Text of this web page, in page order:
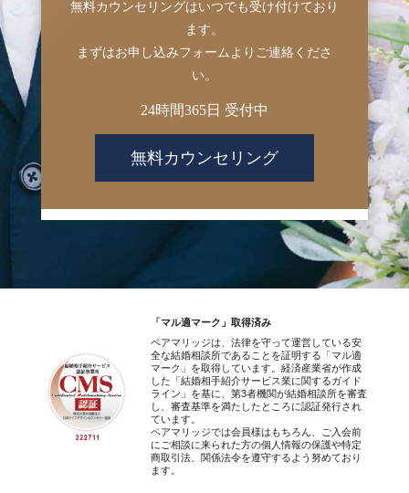
無料カウンセリングはいつでも受け付けており
ます。
まずはお申し込みフォームよりご連絡くださ
い。
24時間365日 受付中
無料カウンセリング
「マル適マーク」取得済み
ペアマリッジは、法律を守って運営している安
全な結婚相談所であることを証明する「マル適
マーク」を取得しています。経済産業省が作成
した「結婚相手紹介サービス業に関するガイド
ライン」を基に、第3者機関が結婚相談所を審査
し、審査基準を満たしたところに認証発行され
ています。
ペアマリッジでは会員様はもちろん、ご入会前
にご相談に来られた方の個人情報の保護や特定
商取引法、関係法令を遵守するよう努めており
ます。